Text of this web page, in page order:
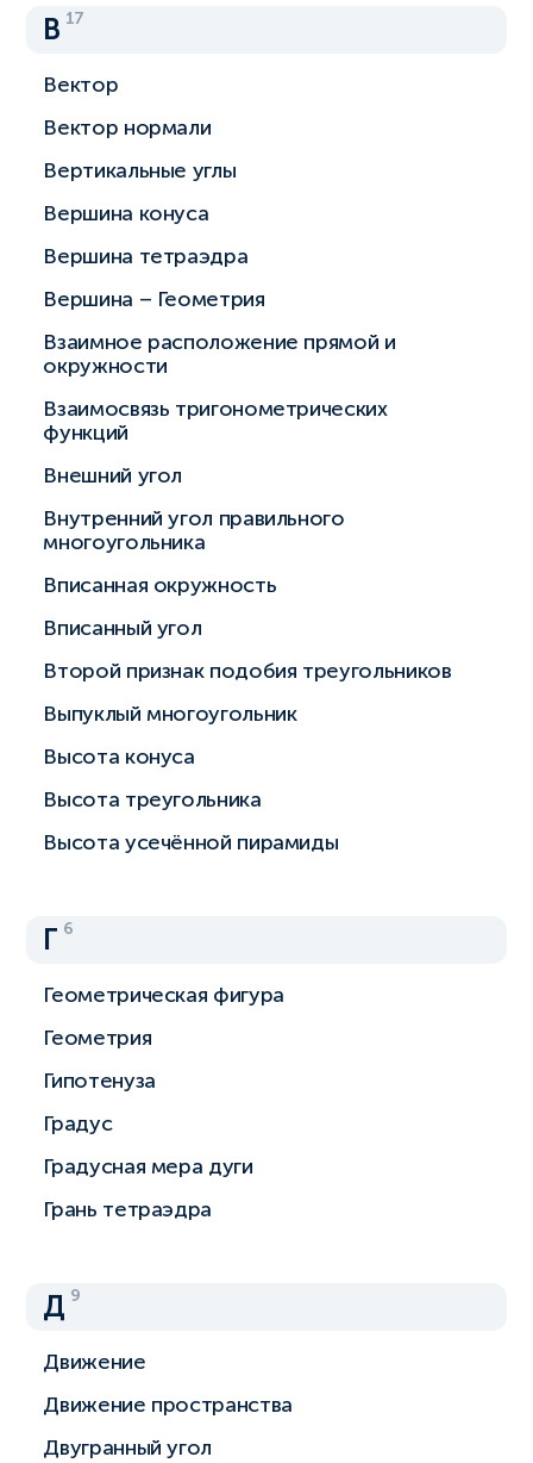
В 17
Вектор
Вектор нормали
Вертикальные углы
Вершина конуса
Вершина тетраэдра
Вершина – Геометрия
Взаимное расположение прямой и
окружности
Взаимосвязь тригонометрических
функций
Внешний угол
Внутренний угол правильного
многоугольника
Вписанная окружность
Вписанный угол
Второй признак подобия треугольников
Выпуклый многоугольник
Высота конуса
Высота треугольника
Высота усечённой пирамиды
Г 6
Геометрическая фигура
Геометрия
Гипотенуза
Градус
Градусная мера дуги
Грань тетраэдра
Д 9
Движение
Движение пространства
Двугранный угол